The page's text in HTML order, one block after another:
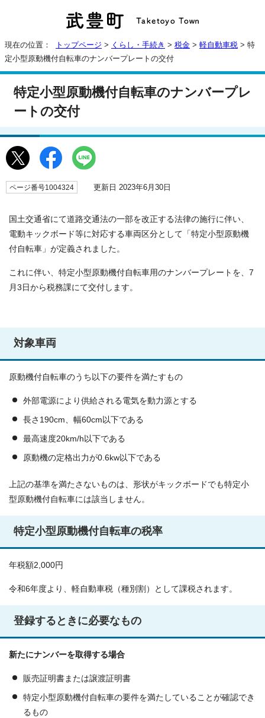
現在の位置： トップページ > くらし・手続き > 税金 > 軽自動車税 > 特
定小型原動機付自転車のナンバープレートの交付
特定小型原動機付自転車のナンバープレ
ートの交付
ページ番号1004324 更新日 2023年6月30日
国土交通省にて道路交通法の一部を改正する法律の施行に伴い、
電動キックボード等に対応する車両区分として「特定小型原動機
付自転車」が定義されました。
これに伴い、特定小型原動機付自転車用のナンバープレートを、7
月3日から税務課にて交付します。
対象車両
原動機付自転車のうち以下の要件を満たすもの
外部電源により供給される電気を動力源とする
長さ190cm、幅60cm以下である
最高速度20km/h以下である
原動機の定格出力が0.6kw以下である
上記の基準を満たさないものは、形状がキックボードでも特定小
型原動機付自転車には該当しません。
特定小型原動機付自転車の税率
年税額2,000円
令和6年度より、軽自動車税（種別割）として課税されます。
登録するときに必要なもの
新たにナンバーを取得する場合
販売証明書または譲渡証明書
特定小型原動機付自転車の要件を満たしていることが確認でき
るもの